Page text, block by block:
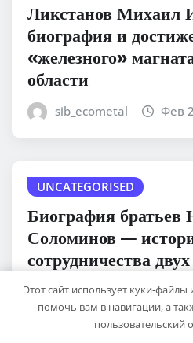
Ликстанов Михаил
биография и
«железного»
области
sib_ecometal Фев
UNCATEGORISED
Биография
Соломинов —
сотрудничества
режиссеров
sib_ecometal Фев
Этот сайт использует куки-
помочь вам в навигации, а
пользовательский